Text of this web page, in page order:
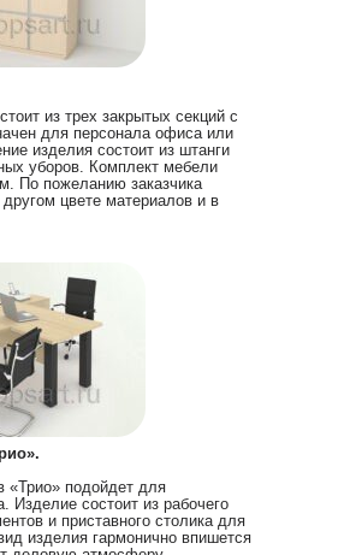
из трех закрытых секций с
для персонала офиса или
изделия состоит из штанги
уборов. Комплект мебели
По пожеланию заказчика
цвете материалов и в
«Трио» подойдет для
Изделие состоит из рабочего
и приставного столика для
изделия гармонично впишется